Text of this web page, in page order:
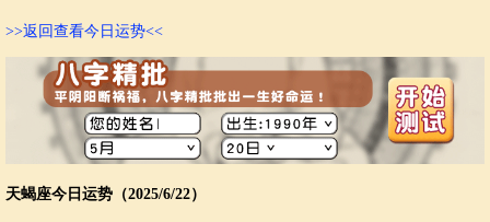
>>返回查看今日运势<<
天蝎座今日运势（2025/6/22）